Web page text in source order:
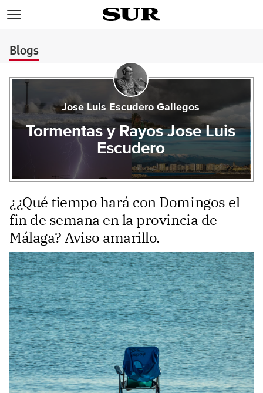
Blogs
Jose Luis Escudero Gallegos
Tormentas y Rayos Jose Luis
Escudero
¿¿Qué tiempo hará con Domingos el
fin de semana en la provincia de
Málaga? Aviso amarillo.